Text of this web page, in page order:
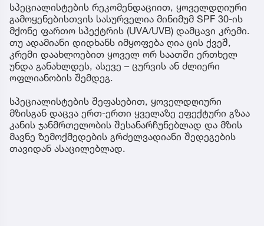
სპეციალისტების რეკომენდაციით, ყოველდღიური
გამოყენებისთვის სასურველია მინიმუმ SPF 30-ის
მქონე ფართო სპექტრის (UVA/UVB) დამცავი კრემი.
თუ ადამიანი დიდხანს იმყოფება ღია ცის ქვეშ,
კრემი დაახლოებით ყოველ ორ საათში ერთხელ
უნდა განახლდეს, ასევე – ცურვის ან ძლიერი
ოფლიანობის შემდეგ.
სპეციალისტების შეფასებით, ყოველდღიური
მზისგან დაცვა ერთ-ერთი ყველაზე ეფექტური გზაა
კანის ჯანმრთელობის შესანარჩუნებლად და მზის
მავნე ზემოქმედების გრძელვადიანი შედეგების
თავიდან ასაცილებლად.